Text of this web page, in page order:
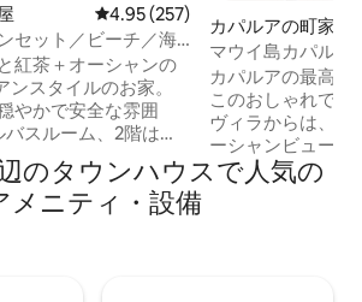
レビュー257件、5つ星中4.95つ
4.95 (257)
セット／ビーチ／海
アドベンチャー
紅茶＋オーシャンの
スタイルのお家。
やかで安全な雰囲
スルーム、2階は貸
確保されています。
。 清潔で涼し
晴らしい休暇／仕事
カパルアの町家・
マウイ島カパルア
高のロケーション
カパルアの最高の
このおしゃれでロ
ヴィラからは、高
ーシャンビューを
す。贅沢なカリ
のベッドで、太
のタ⁠ウ⁠ン⁠ハ⁠ウ⁠ス⁠で人⁠気⁠の
メ⁠ニ⁠テ⁠ィ⁠・設⁠備